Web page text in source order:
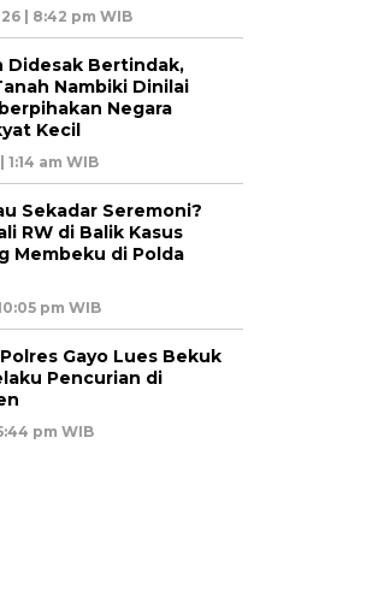
| 8:42 pm WIB
Didesak Bertindak,
Nambiki Dinilai
Negara
Kecil
am WIB
Sekadar Seremoni?
RW di Balik Kasus
Membeku di Polda
pm WIB
Gayo Lues Bekuk
Pencurian di
pm WIB